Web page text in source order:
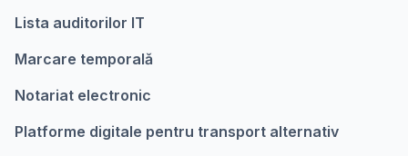
Lista auditorilor IT
Marcare temporalǎ
Notariat electronic
Platforme digitale pentru transport alternativ